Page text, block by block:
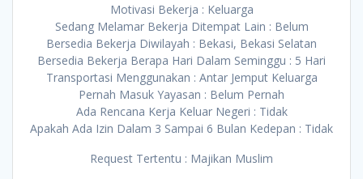
Motivasi Bekerja : Keluarga
Sedang Melamar Bekerja Ditempat Lain : Belum
Bersedia Bekerja Diwilayah : Bekasi, Bekasi Selatan
Bersedia Bekerja Berapa Hari Dalam Seminggu : 5 Hari
Transportasi Menggunakan : Antar Jemput Keluarga
Pernah Masuk Yayasan : Belum Pernah
Ada Rencana Kerja Keluar Negeri : Tidak
Apakah Ada Izin Dalam 3 Sampai 6 Bulan Kedepan : Tidak
Request Tertentu : Majikan Muslim